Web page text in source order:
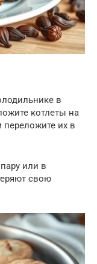
в
котлеты на
переложите их в
или в
свою